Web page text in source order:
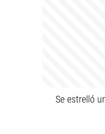
Se estrelló